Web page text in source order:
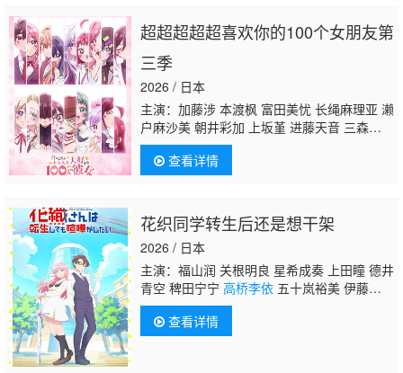
超超超超超喜欢你的100个女朋友第
三季
2026 / 日本
主演：加藤涉 本渡枫 富田美忧 长绳麻理亚 濑
户麻沙美 朝井彩加 上坂堇 进藤天音 三森铃
子高桥李依Lynn 高尾奏音 石原夏织 竹达彩
奈 千叶繁 上田祐司
查看详情
花织同学转生后还是想干架
2026 / 日本
主演：福山润 关根明良 星希成奏 上田瞳 德井
青空 稗田宁宁 高桥李依五十岚裕美 伊藤彩
沙 日笠阳子 内田真礼
查看详情